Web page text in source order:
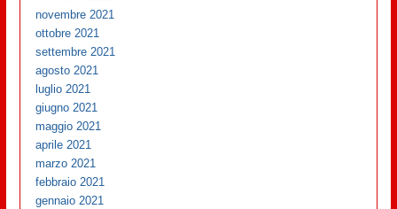
novembre 2021
ottobre 2021
settembre 2021
agosto 2021
luglio 2021
giugno 2021
maggio 2021
aprile 2021
marzo 2021
febbraio 2021
gennaio 2021